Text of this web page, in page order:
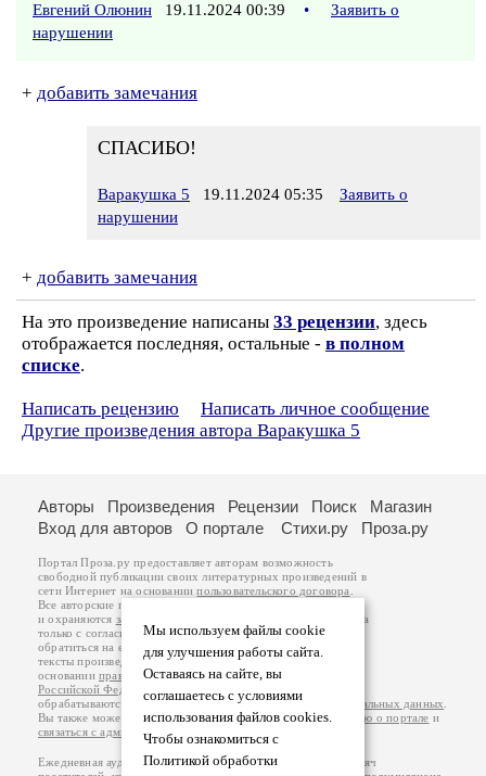
Евгений Олюнин 19.11.2024 00:39 •
Заявить о
нарушении
+ добавить замечания
СПАСИБО!
Варакушка 5 19.11.2024 05:35
Заявить о
нарушении
+ добавить замечания
На это произведение написаны 33 рецензии, здесь
отображается последняя, остальные - в полном
списке.
Написать рецензию
Написать личное сообщение
Другие произведения автора Варакушка 5
Мы используем файлы cookie
для улучшения работы сайта.
Оставаясь на сайте, вы
соглашаетесь с условиями
использования файлов cookies.
Чтобы ознакомиться с
Политикой обработки
Авторы Произведения Рецензии Поиск
Магазин
Вход для авторов
О портале Стихи.ру Проза.ру
Портал Проза.ру предоставляет авторам возможность
свободной публикации своих литературных произведений в
сети Интернет на основаниипользовательского договора
Все авторские права на произведения принадлежат авторам
и охраняются законом
. Перепечатка произведений возможна
только с согласия его автора, к которому вы можете
обратиться на его авторской странице. Ответственность за
тексты произведений авторы несут самостоятельно на
основанииправил публикацииизаконодательства
Российской Федерации
обрабатываются на основанииПолитики обработки персональных данных
Вы также можете посмотреть более подробнуюинформацию о портале и
связаться с администрацией
Ежедневная аудитория портала Проза.ру – порядка 100 тысяч